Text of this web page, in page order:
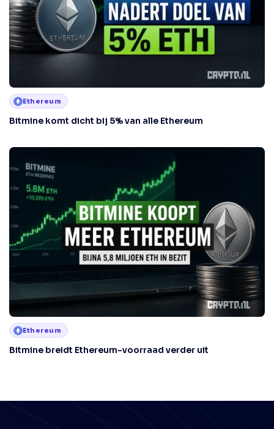
Ethereum
Bitmine komt dicht bij 5% van alle Ethereum
Ethereum
Bitmine breidt Ethereum-voorraad verder uit